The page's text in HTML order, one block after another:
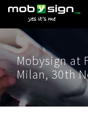
Mobysign at
Milan, 30th